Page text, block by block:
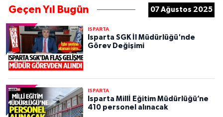
Geçen Yıl Bugün 07 Ağustos 2025
ISPARTA
Isparta SGK İl Müdürlüğü'nde
Görev Değişimi
ISPARTA
Isparta Millİ Eğitim Müdürlüğü’ne
410 personel alınacak